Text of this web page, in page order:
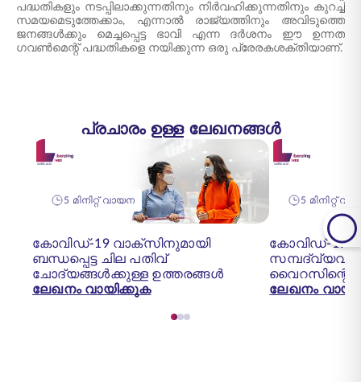
പദ്ധതികളും നടപ്പിലാക്കുന്നതിനും നിർവഹിക്കുന്നതിനും കുറച്ച്
സമയമെടുത്തേക്കാം, എന്നാൽ രാജ്യത്തിനും അവിടുത്തെ
ജനങ്ങൾക്കും മെച്ചപ്പെട്ട ഭാവി എന്ന ദർശനം ഈ ഉന്നത
ഗവൺമെന്റ് പദ്ധതികളെ നയിക്കുന്ന ഒരു പ്രേരകശക്തിയാണ്.
പ്രചാരം ഉള്ള ലേഖനങ്ങൾ
5 മിനിറ്റ് വായന
കോവിഡ്-19 വാക്സിനുമായി
ബന്ധപ്പെട്ട ചില പതിവ്
ചോദ്യങ്ങൾക്കുള്ള ഉത്തരങ്ങൾ
ലേഖനം വായിക്കുക
5 മിനിറ്റ്
കോവിഡ്-19
വൈറസിന്റെ
ലേഖനം